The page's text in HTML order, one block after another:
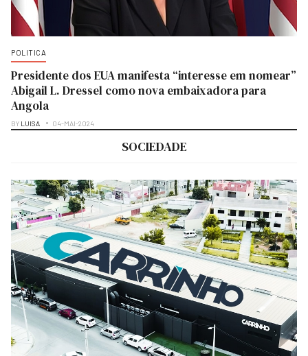
POLITICA
Presidente dos EUA manifesta “interesse em nomear”
Abigail L. Dressel como nova embaixadora para
Angola
BY LUISA 04-MAI-2024
SOCIEDADE